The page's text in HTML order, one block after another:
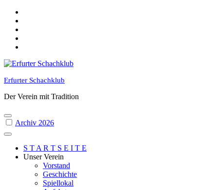
Skip
content
Erfurter Schachklub
Der Verein mit Tradition
Archiv 2026
S T A R T S E I T E
Unser Verein
Vorstand
Geschichte
Spiellokal